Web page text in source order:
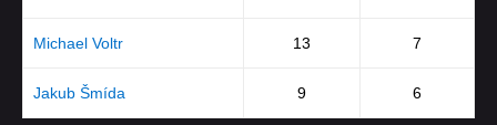
Michael Voltr 13 7
Jakub Šmída 9 6